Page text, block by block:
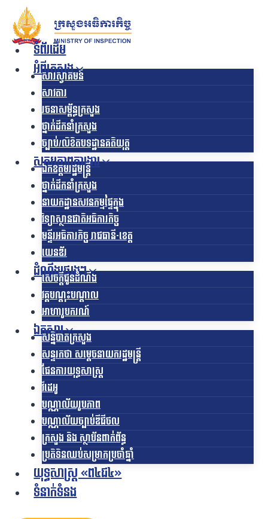
contentទំព័រដើម
អំពីក្រសួង
សារស្វាគមន៍
សាវតារ
រចនាសម្ព័ន្ធក្រសួង​
ថ្នាក់ដឹកនាំក្រសួង
ច្បាប់/លិខិតបទដ្ឋានគតិយុត្ត
សកម្មភាពការងារ
ឯកឧត្ដមរដ្ឋមន្ត្រី
ថ្នាក់ដឹកនាំក្រសួង
នាយកដ្ឋានសវនកម្មផ្ទៃក្នុង
វិទ្យាស្ថានជាតិអធិការកិច្ច
មន្ទីរអធិការកិច្ច រាជធានី-ខេត្ត
យេនឌ័រ
ដំណឹងផ្សេងៗ
សេចក្តីជូនដំណឹង
វគ្គបណ្តុះបណ្តាល
អាហារូបករណ៍
ឯកសារ
សន្និបាតក្រសួង
សន្ទរកថា សម្តេចនាយករដ្ឋមន្ត្រី
ផែនការយុទ្ធសាស្រ្ត
វីដេអូ
បណ្ណាល័យរូបភាព
បណ្ណាល័យច្បាប់ឌីជីថល
ក្រសួង និង ស្ថាប័នពាក់ព័ន្ធ
ប្រតិទិនឈប់សម្រាកប្រចាំឆ្នាំ
យុទ្ធសាស្ត្រ «ព៤ជ៤»
ទំនាក់ទំនង